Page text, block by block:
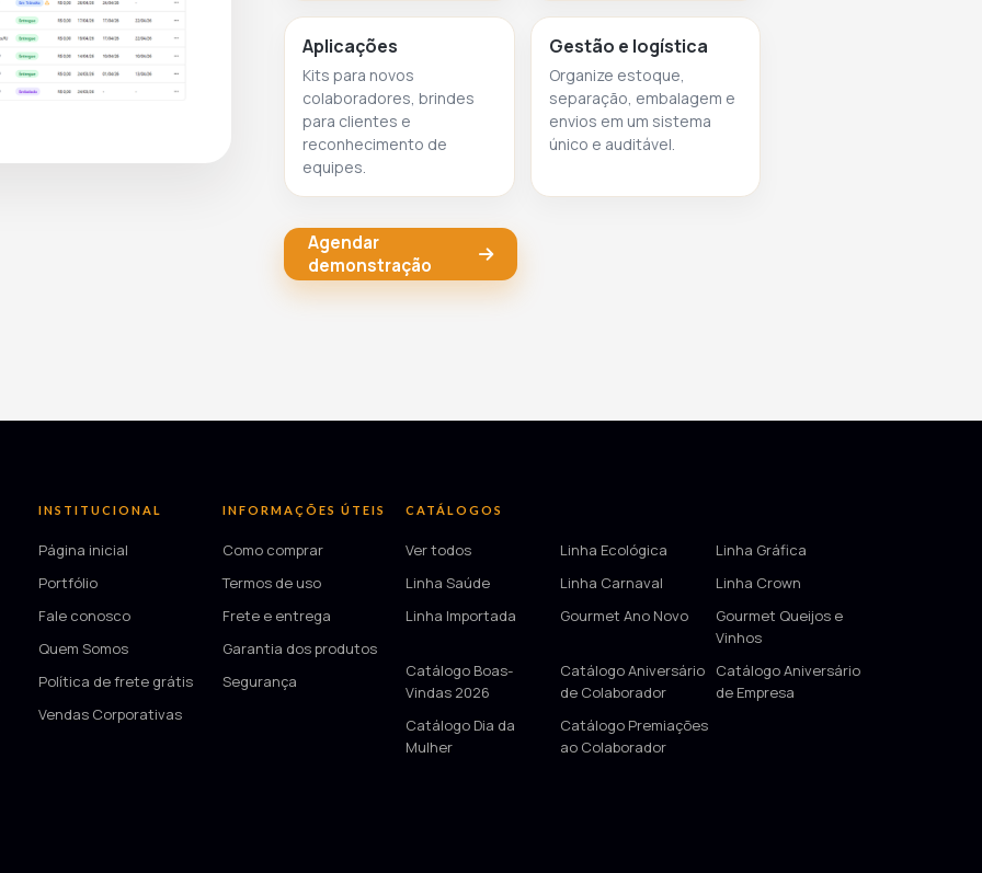
Aplicações
Kits para novos
colaboradores, brindes
para clientes e
reconhecimento de
equipes.
Gestão e logística
Organize estoque,
separação, embalagem e
envios em um sistema
único e auditável.
Agendar
demonstração
INSTITUCIONAL
Página inicial
Portfólio
Fale conosco
Quem Somos
Política de frete grátis
Vendas Corporativas
INFORMAÇÕES ÚTEIS
Como comprar
Termos de uso
Frete e entrega
Garantia dos produtos
Segurança
CATÁLOGOS
Ver todos Linha Ecológica
Linha Gráfica
Linha Saúde
Linha Carnaval
Linha Crown
Linha Importada
Gourmet Ano Novo
Gourmet Queijos e
Vinhos
Catálogo Boas-
Vindas 2026
Catálogo Aniversário
de Colaborador
Catálogo Aniversário
de Empresa
Catálogo Dia da
Mulher
Catálogo Premiações
ao Colaborador